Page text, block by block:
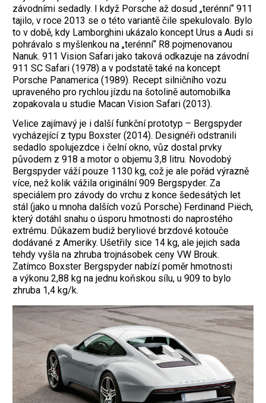
závodními sedadly. I když Porsche až dosud „terénní“ 911
tajilo, v roce 2013 se o této variantě čile spekulovalo. Bylo
to v době, kdy Lamborghini ukázalo koncept Urus a Audi si
pohrávalo s myšlenkou na „terénní“ R8 pojmenovanou
Nanuk. 911 Vision Safari jako taková odkazuje na závodní
911 SC Safari (1978) a v podstatě také na koncept
Porsche Panamerica (1989). Recept silničního vozu
upraveného pro rychlou jízdu na šotolině automobilka
zopakovala u studie Macan Vision Safari (2013).
Velice zajímavý je i další funkční prototyp – Bergspyder
vycházející z typu Boxster (2014). Designéři odstranili
sedadlo spolujezdce i čelní okno, vůz dostal prvky
původem z 918 a motor o objemu 3,8 litru. Novodobý
Bergspyder váží pouze 1130 kg, což je ale pořád výrazně
více, než kolik vážila originální 909 Bergspyder. Za
speciálem pro závody do vrchu z konce šedesátých let
stál (jako u mnoha dalších vozů Porsche) Ferdinand Piëch,
který dotáhl snahu o úsporu hmotnosti do naprostého
extrému. Důkazem budiž beryliové brzdové kotouče
dodávané z Ameriky. Ušetřily sice 14 kg, ale jejich sada
tehdy vyšla na zhruba trojnásobek ceny VW Brouk.
Zatímco Boxster Bergspyder nabízí poměr hmotnosti
a výkonu 2,88 kg na jednu koňskou sílu, u 909 to bylo
zhruba 1,4 kg/k.